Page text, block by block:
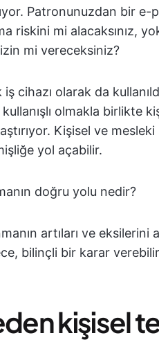
Patronunuzdan bir
riskini mi alacaksınız,
izin mi vereceksiniz?
cihazı olarak da
olmakla birlikte
Kişisel ve
yol açabilir.
doğru yolu nedir?
artıları ve eksilerini
bilinçli bir karar
kişisel